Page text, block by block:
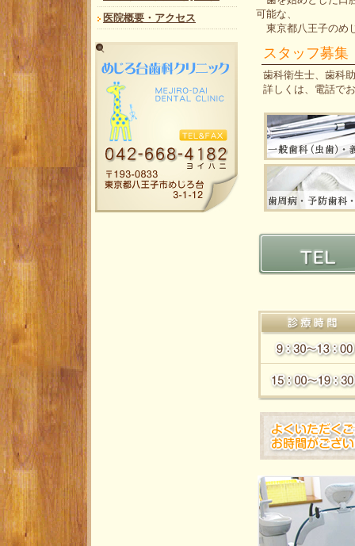
医院概要・アクセス
可能な、
東京都八王子のめ
スタッフ募集
歯科衛生士、歯科
詳しくは、電話で